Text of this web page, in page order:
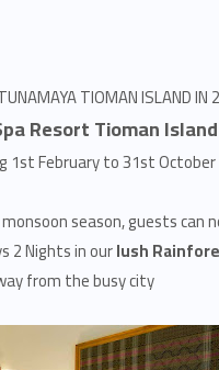
TIOMAN ISLAND
Resort Tioman Island
1st February to 31st October
season, guests can
2 Nights in ourlush
from the busy city.